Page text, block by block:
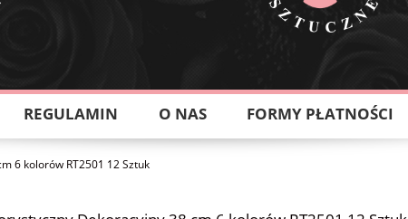
REGULAMIN O NAS FORMY PŁATNOŚCI
6 kolorów RT2501 12 Sztuk